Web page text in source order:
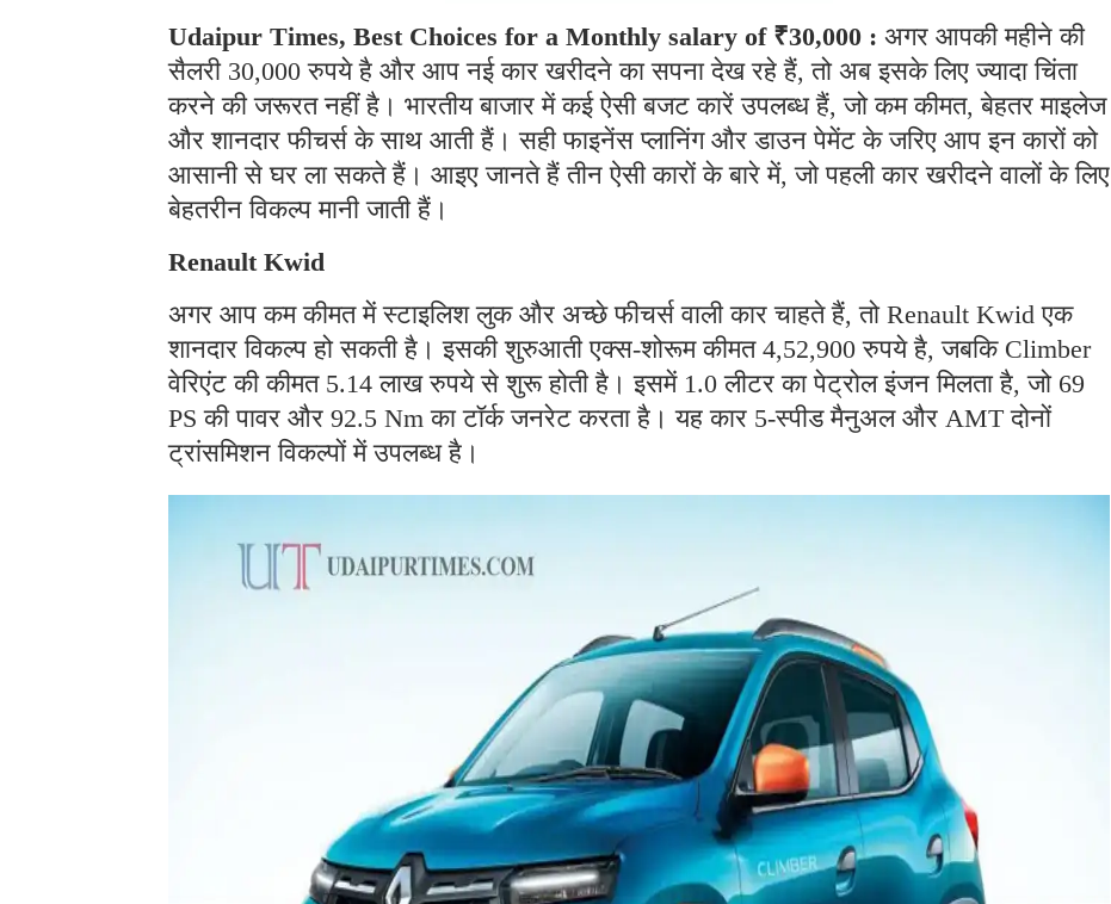
Udaipur Times, Best Choices for a Monthly salary of ₹30,000 : अगर आपकी महीने की
सैलरी 30,000 रुपये है और आप नई कार खरीदने का सपना देख रहे हैं, तो अब इसके लिए ज्यादा चिंता
करने की जरूरत नहीं है। भारतीय बाजार में कई ऐसी बजट कारें उपलब्ध हैं, जो कम कीमत, बेहतर माइलेज
और शानदार फीचर्स के साथ आती हैं। सही फाइनेंस प्लानिंग और डाउन पेमेंट के जरिए आप इन कारों को
आसानी से घर ला सकते हैं। आइए जानते हैं तीन ऐसी कारों के बारे में, जो पहली कार खरीदने वालों के लिए
बेहतरीन विकल्प मानी जाती हैं।
Renault Kwid
अगर आप कम कीमत में स्टाइलिश लुक और अच्छे फीचर्स वाली कार चाहते हैं, तो Renault Kwid एक
शानदार विकल्प हो सकती है। इसकी शुरुआती एक्स-शोरूम कीमत 4,52,900 रुपये है, जबकि Climber
वेरिएंट की कीमत 5.14 लाख रुपये से शुरू होती है। इसमें 1.0 लीटर का पेट्रोल इंजन मिलता है, जो 69
PS की पावर और 92.5 Nm का टॉर्क जनरेट करता है। यह कार 5-स्पीड मैनुअल और AMT दोनों
ट्रांसमिशन विकल्पों में उपलब्ध है।